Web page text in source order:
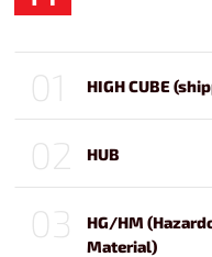
01 HIGH CUBE
02 HUB
03
HG/HM
Material)